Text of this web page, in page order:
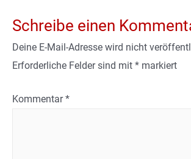
Schreibe einen
Deine E-Mail-Adresse wird nicht
Erforderliche Felder sind mit * markiert
Kommentar*